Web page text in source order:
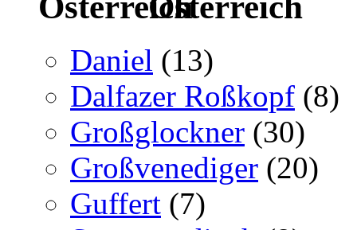
Daniel (13)
Dalfazer Roßkopf (8)
Großglockner (30)
Großvenediger (20)
Guffert (7)